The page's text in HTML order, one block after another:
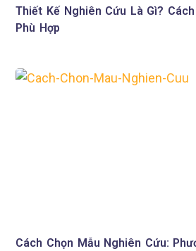
Thiết Kế Nghiên Cứu Là Gì?
Phù Hợp
Cách Chọn Mẫu Nghiên Cứu: